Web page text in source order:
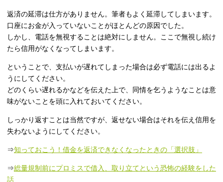
返済の延滞は仕方がありません。筆者もよく延滞してしまいます。
口座にお金が入っていないことがほとんどの原因でした。
しかし、電話を無視することは絶対にしません。ここで無視し続け
たら信用がなくなってしまいます。
ということで、支払いが遅れてしまった場合は必ず電話には出るよ
うにしてください。
どのくらい遅れるかなどを伝えた上で、同情を乞うようなことは意
味がないことを頭に入れておいてください。
しっかり返すことは当然ですが、返せない場合はそれを伝え信用を
失わないようにしてください。
⇒知っておこう！借金を返済できなくなったときの「選択肢」
⇒総量規制前にプロミスで借入、取り立てという恐怖の経験をした
話